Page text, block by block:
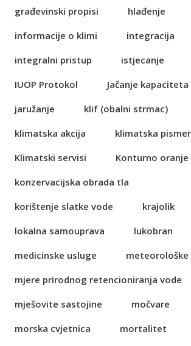
građevinski propisi
hlađenje
informacije o klimi
integracija
integralni pristup
istjecanje
IUOP Protokol
Jačanje kapaciteta
jaružanje
klif (obalni strmac)
klimatska akcija
klimatska
Klimatski servisi
Konturno oranje
konzervacijska obrada tla
korištenje slatke vode
krajolik
lokalna samouprava
lukobran
medicinske usluge
meteorološke
mjere prirodnog retencioniranja vode
mješovite sastojine
močvare
morska cvjetnica
mortalitet